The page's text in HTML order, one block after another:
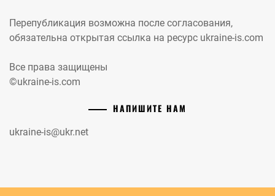
Перепубликация возможна после согласования,
обязательна открытая ссылка на ресурс ukraine-is.com
Все права защищены
©ukraine-is.com
НАПИШИТЕ НАМ
ukraine-is@ukr.net